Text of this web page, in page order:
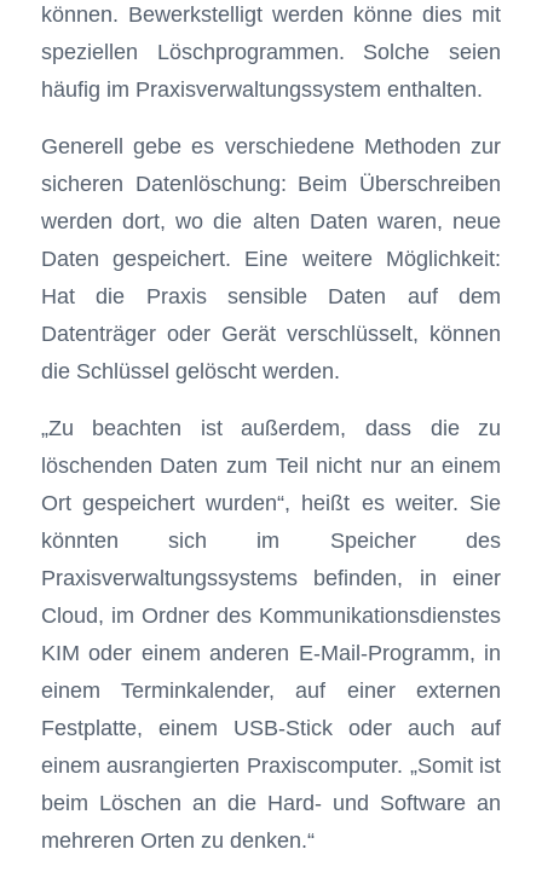
können. Bewerkstelligt werden könne dies mit
speziellen Löschprogrammen. Solche seien
häufig im Praxisverwaltungssystem enthalten.
Generell gebe es verschiedene Methoden zur
sicheren Datenlöschung: Beim Überschreiben
werden dort, wo die alten Daten waren, neue
Daten gespeichert. Eine weitere Möglichkeit:
Hat die Praxis sensible Daten auf dem
Datenträger oder Gerät verschlüsselt, können
die Schlüssel gelöscht werden.
„Zu beachten ist außerdem, dass die zu
löschenden Daten zum Teil nicht nur an einem
Ort gespeichert wurden“, heißt es weiter. Sie
könnten sich im Speicher des
Praxisverwaltungssystems befinden, in einer
Cloud, im Ordner des Kommunikationsdienstes
KIM oder einem anderen E-Mail-Programm, in
einem Terminkalender, auf einer externen
Festplatte, einem USB-Stick oder auch auf
einem ausrangierten Praxiscomputer. „Somit ist
beim Löschen an die Hard- und Software an
mehreren Orten zu denken.“